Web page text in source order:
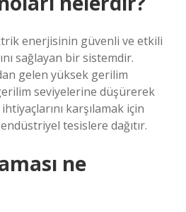
enerjisinin güvenli ve etkili
sağlayan bir sistemdir.
gelen yüksek gerilim
seviyelerine düşürerek
karşılamak için
tesislere dağıtır.
ne